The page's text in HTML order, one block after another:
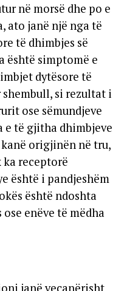
në morsë dhe po e
ato janë një nga të
të dhimbjes së
është simptomë e
dytësore të
si rezultat i
ose sëmundjeve
e të gjitha dhimbjeve
origjinën në tru,
receptorë
është i pandjeshëm
është ndoshta
enëve të mëdha
janë veçanërisht